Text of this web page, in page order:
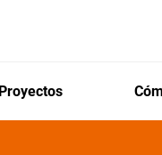
Proyectos